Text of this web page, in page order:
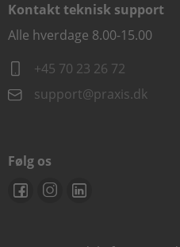
Kontakt teknisk support
Alle hverdage 8.00-15.00
+45 70 23 26 72
support@praxis.dk
Følg os